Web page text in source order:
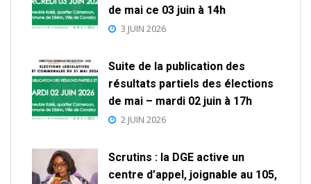
de mai ce 03 juin à 14h
3 JUIN 2026
Suite de la publication des
résultats partiels des élections
de mai – mardi 02 juin à 17h
2 JUIN 2026
Scrutins : la DGE active un
centre d’appel, joignable au 105,